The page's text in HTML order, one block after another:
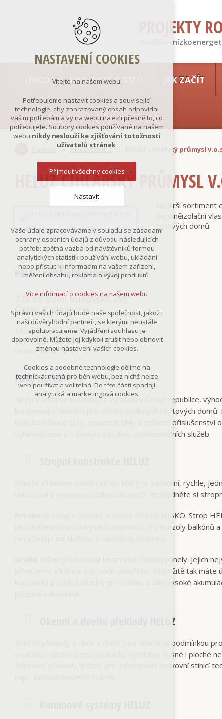
PROJEKTY
tradiční ·
PROJEKTY DOMŮ JAK ZAČÍT
Hrubá stavba HELUZ cihlářský průmysl
HELUZ CIHLÁŘSKÝ PRŮMYSL
Nejširší sortiment
tepelněizolační
bytových domů.
HELUZ cihlářský průmysl v.o.s.
373 65 Dolní Bukovsko 295
České Budějovice
tel: 800 212 213 - cihly
tel: 800 101 121 - komíny
www.heluz.cz
Cihly HELUZ
Nejširší sortiment cihelných výrobků v České republice,
komplexním řešením pro stavby rodinných i bytových
maloformátové cihly, nepálené cihly a veškeré
vynikající cenu a s širokou nabídkou profesionálních služeb.
Stavíte a hledáte kvalitní strop, který je variabilní, rychle,
vlastnosti a vysokou požární odolnost? Prohlédněte si
je strop z nosníků a vložek HELUZ MIAKO. Strop
nepravidelných půdorysech místností, pro konzoly balkónů
řešení představují keramické stropní panely. Jejich
přivezeme a během pár hodin položíme. Okamžitě tak
keramický podhled vhodný pro omítku a díky vysoké
Okenní a dveřní překlady HELUZ
Kvalitní překlady u oken a dveří jsou důležitou podmínkou
v nabídce několik druhů překladů. Vyrábíme nosné i ploché
žaluziové překlady určené pro zabudování venkovní stínicí
NASTAVENÍ COOKIES
Vítejte na našem webu!
Potřebujeme nastavit cookies a související
technologie, aby zobrazovaný obsah odpovídal
vašim potřebám a vy na webu nalezli přesně to, co
potřebujete. Soubory cookies používané na našem
webu nikdy neslouží ke zjišťování totožnosti
uživatelů stránek.
Přijmout všechny cookies
Nastavit
nutná pro provozování webu
udržení kontextu stránek (session):
případná přihlášení, volby jazyka, apod.
Volitelná cookies
analytická pro anonymizované
marketingová cookies
Více informací o cookies na našem webu
Odmítnout vše
Vaše údaje zpracováváme v souladu se zásadami
ochrany osobních údajů z důvodu následujících
potřeb: zpětná vazba od návštěvníků formou
analytických statistik používání webu, ukládání
nebo přístup k informacím na vašem zařízení,
měření obsahu, reklama a vývoj produktů.
Více informací o cookies na našem webu
Správci vašich údajů bude naše společnost, jakož i
naši důvěryhodní partneři, se kterými neustále
spolupracujeme. Vyjádření souhlasu je
dobrovolné. Můžete jej kdykoli zrušit nebo obnovit
změnou nastavení vašich cookies.
Cookies a podobné technologie dělíme na
technická: nutná pro běh webu, bez nichž nelze
web používat a volitelná. Do této části spadají
analytická a marketingová cookies.